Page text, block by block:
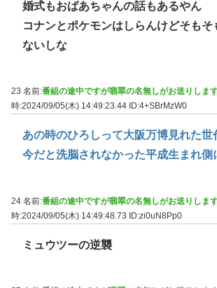
婚式もおばあちゃんの話もあるやん
コナンとポケモンはしらんけどそもそ
ないしな
23 名前:番組の途中ですが翡翠の名無しがお送りしま
時:2024/09/05(木) 14:49:23.44 ID:4+SBrMzW0
あの時のひろしって大阪万博見れた世
今だと洗脳されなかった平成生まれ側
24 名前:番組の途中ですが翡翠の名無しがお送りしま
時:2024/09/05(木) 14:49:48.73 ID:zi0uN8Pp0
ミュウツーの逆襲